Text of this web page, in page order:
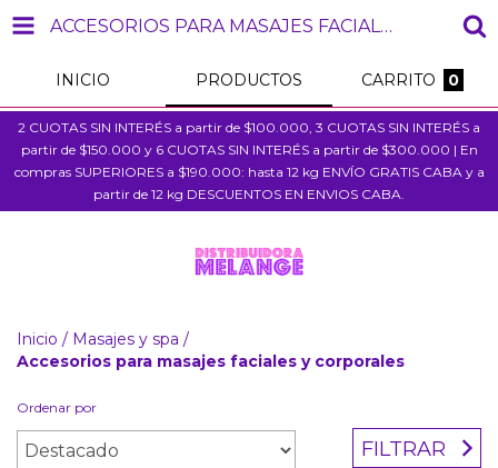
ACCESORIOS PARA MASAJES FACIALES Y CORPORALES
INICIO PRODUCTOS CARRITO 0
2 CUOTAS SIN INTERÉS a partir de $100.000, 3 CUOTAS SIN INTERÉS a
partir de $150.000 y 6 CUOTAS SIN INTERÉS a partir de $300.000 | En
compras SUPERIORES a $190.000: hasta 12 kg ENVÍO GRATIS CABA y a
partir de 12 kg DESCUENTOS EN ENVIOS CABA.
Inicio / Masajes y spa /
Accesorios para masajes faciales y corporales
Ordenar por
FILTRAR